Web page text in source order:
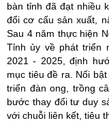
bàn tỉnh đã đạt nhiều
đổi cơ cấu sản xuất,
Sau 4 năm thực hiện
Tỉnh ủy về phát triển
2021 - 2025, định
mục tiêu đề ra. Nối
triển đàn ong, trồng
bước thay đổi tư duy
với chuỗi liên kết, tiêu